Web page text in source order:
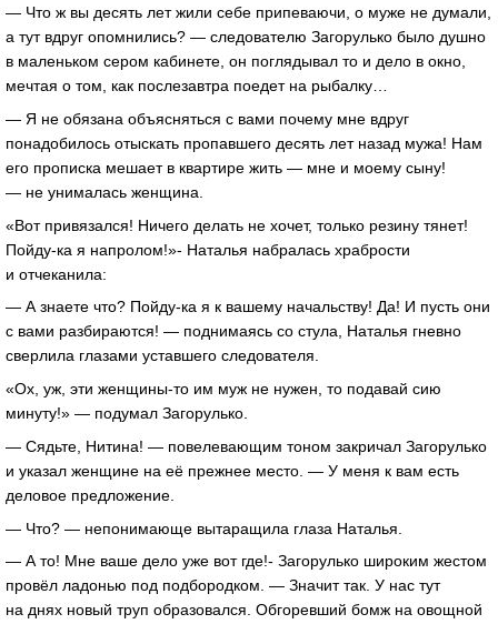
— Что ж вы десять лет жили себе припеваючи, о муже не думали,
а тут вдруг опомнились? — следователю Загорулько было душно
в маленьком сером кабинете, он поглядывал то и дело в окно,
мечтая о том, как послезавтра поедет на рыбалку…
— Я не обязана объясняться с вами почему мне вдруг
понадобилось отыскать пропавшего десять лет назад мужа! Нам
его прописка мешает в квартире жить — мне и моему сыну!
— не унималась женщина.
«Вот привязался! Ничего делать не хочет, только резину тянет!
Пойду-ка я напролом!»- Наталья набралась храбрости
и отчеканила:
— А знаете что? Пойду-ка я к вашему начальству! Да! И пусть они
с вами разбираются! — поднимаясь со стула, Наталья гневно
сверлила глазами уставшего следователя.
«Ох, уж, эти женщины-то им муж не нужен, то подавай сию
минуту!» — подумал Загорулько.
— Сядьте, Нитина! — повелевающим тоном закричал Загорулько
и указал женщине на её прежнее место. — У меня к вам есть
деловое предложение.
— Что? — непонимающе вытаращила глаза Наталья.
— А то! Мне ваше дело уже вот где!- Загорулько широким жестом
провёл ладонью под подбородком. — Значит так. У нас тут
на днях новый труп образовался. Обгоревший бомж на овощной